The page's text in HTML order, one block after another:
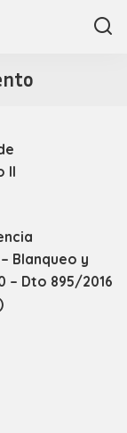
II
Blanqueo y
– Dto 895/2016